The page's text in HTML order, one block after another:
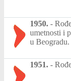
1950. -
umetnosti i
u Beogradu.
1951. -